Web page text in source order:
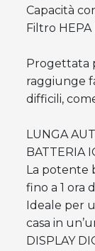
Capacità
Filtro HEPA
Progettata
raggiunge
difficili,
LUNGA
BATTERIA
La potente
fino a 1 ora
Ideale per
casa in
DISPLAY